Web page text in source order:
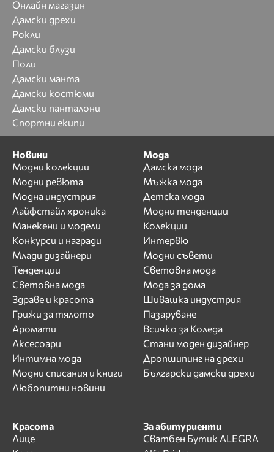
Онлайн магазин
Дамски дрехи
Рокли
Дамски блузи
Поли
Дамски манта
Дамски костюми
Дамски панталони
Спортни екипи
Новини
Модни колекции
Модни ревюта
Модна индустрия
Лайфстайл хроника
Манекени и модели
Конкурси и награди
Млади дизайнери
Тенденции
Световна мода
Здраве и красота
Грижи за тялото
Аромати
Аксесоари
Интимна мода
Модни списания и книги
Любопитни новини
Мода
Дамска мода
Мъжка мода
Детска мода
Модни тенденции
Колекции
Интервю
Модни съвети
Световна мода
Мода за дома
Шивашка индустрия
Пазаруване
Всичко за Коледа
Стани моден дизайнер
Дропшипинг на дрехи
Български дамски дрехи
Красота
Лице
За абитуриенти
Сватбен Бутик ALEGRA